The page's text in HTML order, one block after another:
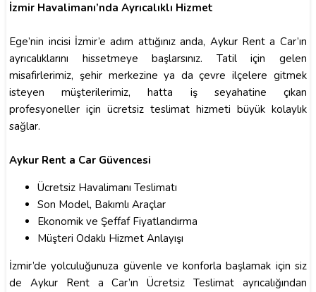
İzmir Havalimanı’nda Ayrıcalıklı Hizmet
Ege’nin incisi İzmir’e adım attığınız anda, Aykur Rent a Car’ın
ayrıcalıklarını hissetmeye başlarsınız. Tatil için gelen
misafirlerimiz, şehir merkezine ya da çevre ilçelere gitmek
isteyen müşterilerimiz, hatta iş seyahatine çıkan
profesyoneller için ücretsiz teslimat hizmeti büyük kolaylık
sağlar.
Aykur Rent a Car Güvencesi
Ücretsiz Havalimanı Teslimatı
Son Model, Bakımlı Araçlar
Ekonomik ve Şeffaf Fiyatlandırma
Müşteri Odaklı Hizmet Anlayışı
İzmir’de yolculuğunuza güvenle ve konforla başlamak için siz
de Aykur Rent a Car’ın Ücretsiz Teslimat ayrıcalığından